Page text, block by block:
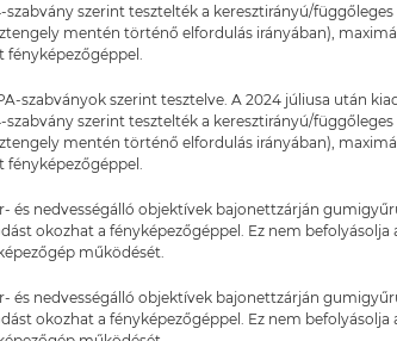
szabvány szerint tesztelték a keresztirányú/függőleges
mentén történő elfordulás irányában),
fényképezőgéppel.
szabványok szerint tesztelve. A 2024 júliusa után
szabvány szerint tesztelték a keresztirányú/függőleges
mentén történő elfordulás irányában),
fényképezőgéppel.
és nedvességálló objektívek bajonettzárján
okozhat a fényképezőgéppel. Ez nem befolyásolja
működését.
és nedvességálló objektívek bajonettzárján
okozhat a fényképezőgéppel. Ez nem befolyásolja